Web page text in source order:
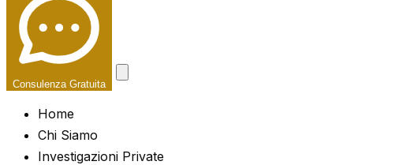
Consulenza Gratuita
Home
Chi Siamo
Investigazioni Private